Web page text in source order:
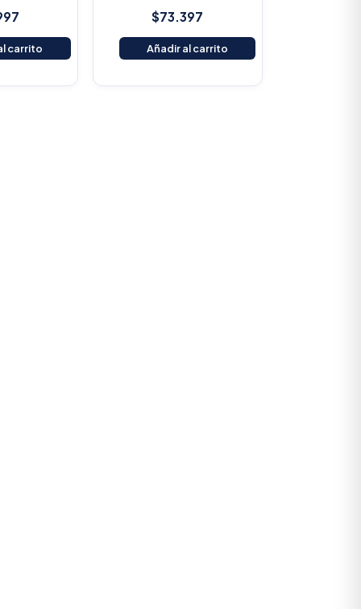
carrito
$73.397
Añadir al carrito